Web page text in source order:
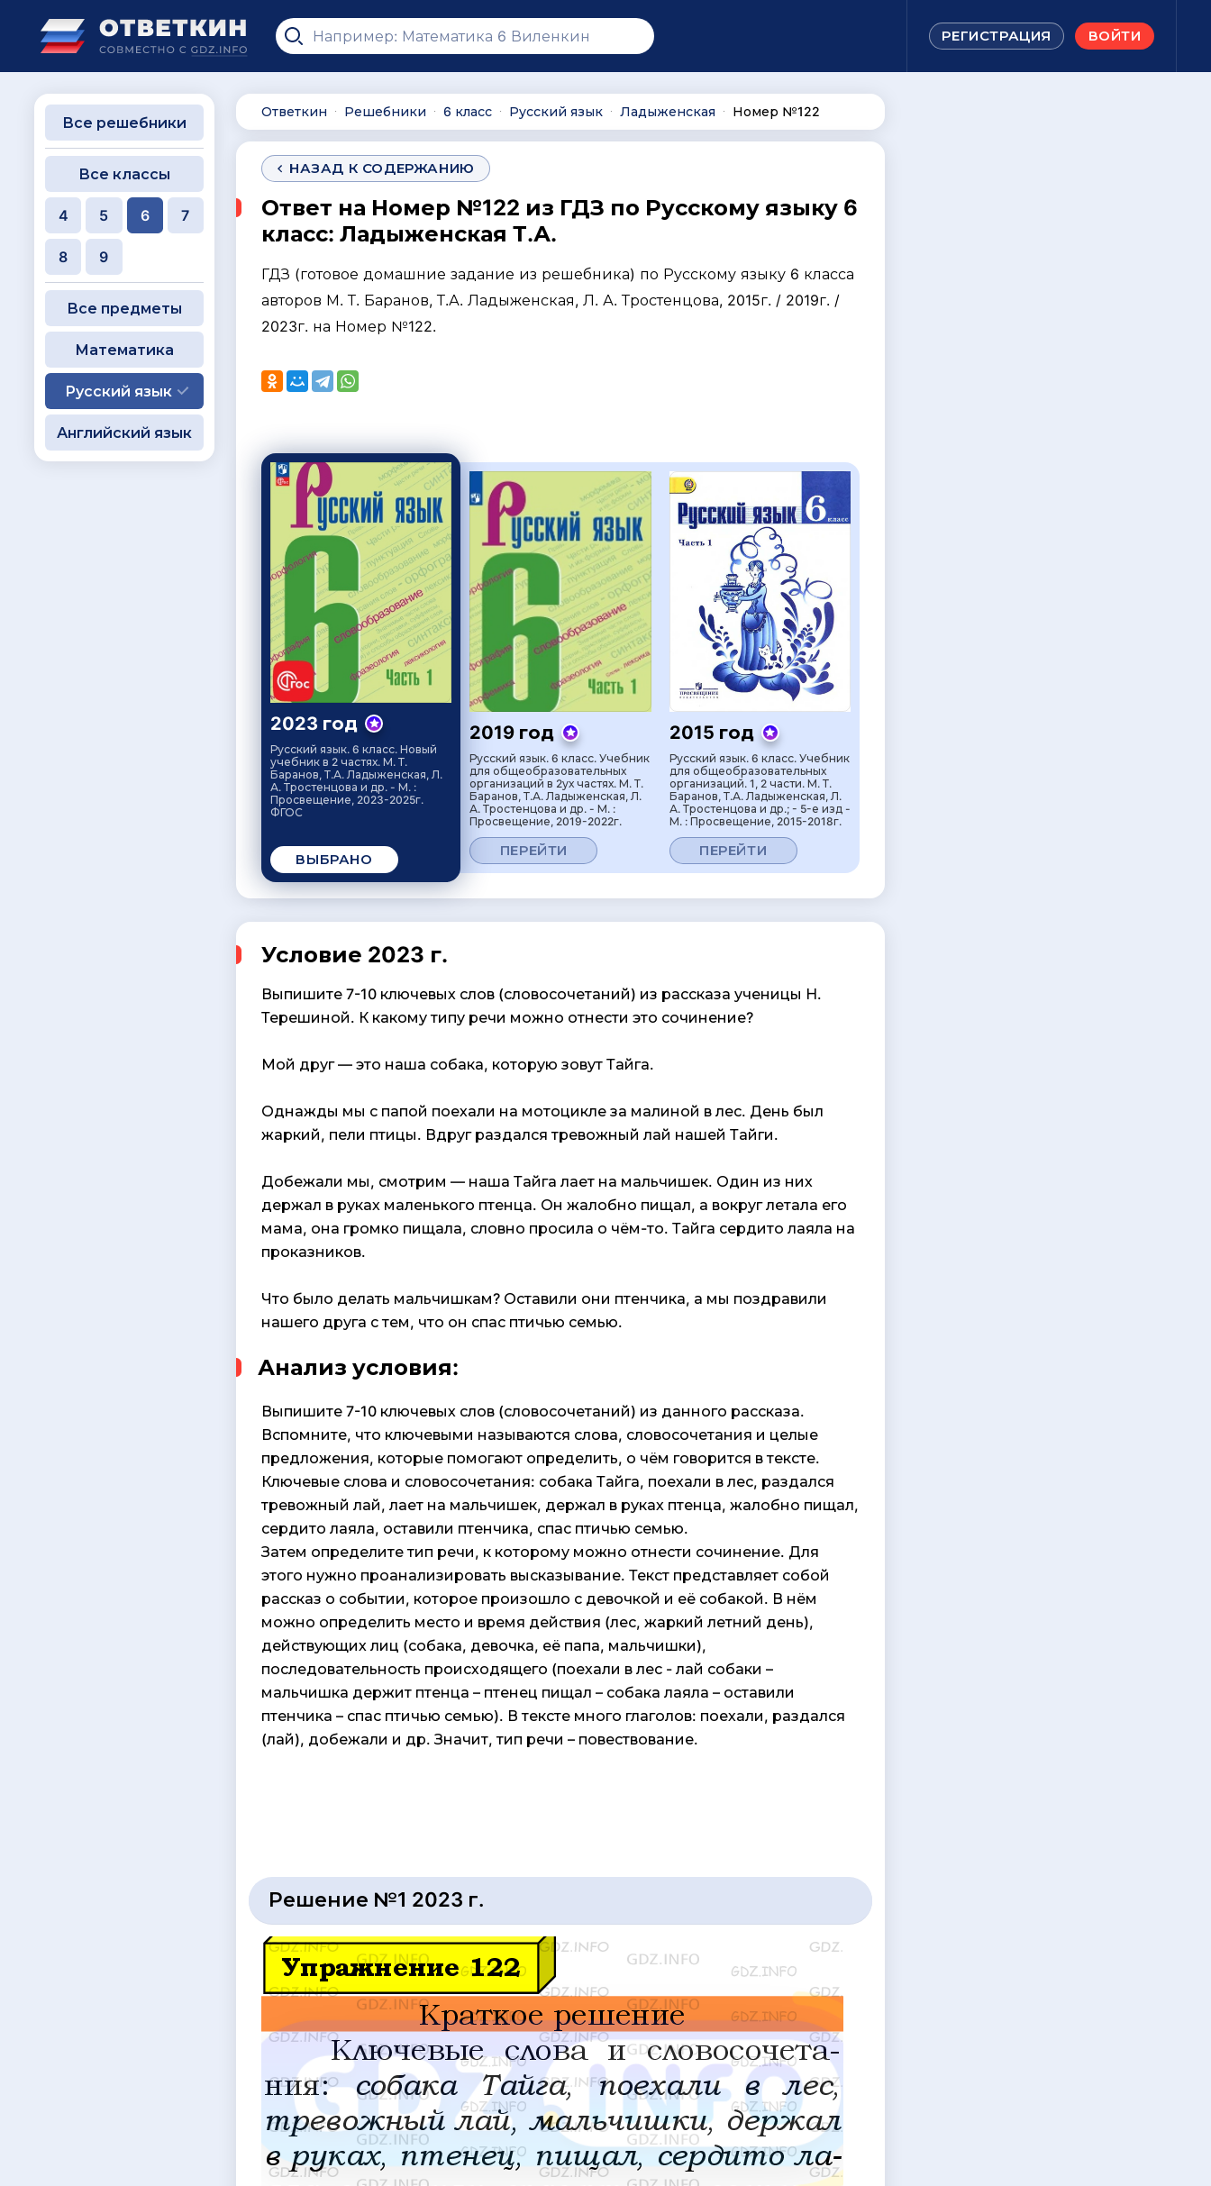
РЕГИСТРАЦИЯ ВОЙТИ
Ответкин ∙ Решебники ∙ 6 класс ∙ Русский язык ∙ Ладыженская ∙ Номер №122
НАЗАД К СОДЕРЖАНИЮ
Ответ на Номер №122 из ГДЗ по Русскому языку 6
класс: Ладыженская Т.А.
ГДЗ (готовое домашние задание из решебника) по Русскому языку 6 класса
авторов М. Т. Баранов, Т.А. Ладыженская, Л. А. Тростенцова, 2015г. / 2019г. /
2023г. на Номер №122.
2023 год
Русский язык. 6 класс. Новый
учебник в 2 частях. М. Т.
Баранов, Т.А. Ладыженская, Л.
А. Тростенцова и др. - М. :
Просвещение, 2023-2025г.
ФГОС
ВЫБРАНО
2019 год
Русский язык. 6 класс. Учебник
для общеобразовательных
организаций в 2ух частях. М. Т.
Баранов, Т.А. Ладыженская, Л.
А. Тростенцова и др. - М. :
Просвещение, 2019-2022г.
ПЕРЕЙТИ
2015 год
Русский язык. 6 класс. Учебник
для общеобразовательных
организаций. 1, 2 части. М. Т.
Баранов, Т.А. Ладыженская, Л.
А. Тростенцова и др.; - 5-е изд -
М. : Просвещение, 2015-2018г.
ПЕРЕЙТИ
Условие 2023 г.
Выпишите 7-10 ключевых слов (словосочетаний) из рассказа ученицы Н.
Терешиной. К какому типу речи можно отнести это сочинение?
Мой друг — это наша собака, которую зовут Тайга.
Однажды мы с папой поехали на мотоцикле за малиной в лес. День был
жаркий, пели птицы. Вдруг раздался тревожный лай нашей Тайги.
Добежали мы, смотрим — наша Тайга лает на мальчишек. Один из них
держал в руках маленького птенца. Он жалобно пищал, а вокруг летала его
мама, она громко пищала, словно просила о чём-то. Тайга сердито лаяла на
проказников.
Что было делать мальчишкам? Оставили они птенчика, а мы поздравили
нашего друга с тем, что он спас птичью семью.
Анализ условия:
Выпишите 7-10 ключевых слов (словосочетаний) из данного рассказа.
Вспомните, что ключевыми называются слова, словосочетания и целые
предложения, которые помогают определить, о чём говорится в тексте.
Ключевые слова и словосочетания: собака Тайга, поехали в лес, раздался
тревожный лай, лает на мальчишек, держал в руках птенца, жалобно пищал,
сердито лаяла, оставили птенчика, спас птичью семью.
Затем определите тип речи, к которому можно отнести сочинение. Для
этого нужно проанализировать высказывание. Текст представляет собой
рассказ о событии, которое произошло с девочкой и её собакой. В нём
можно определить место и время действия (лес, жаркий летний день),
действующих лиц (собака, девочка, её папа, мальчишки),
последовательность происходящего (поехали в лес - лай собаки –
мальчишка держит птенца – птенец пищал – собака лаяла – оставили
птенчика – спас птичью семью). В тексте много глаголов: поехали, раздался
(лай), добежали и др. Значит, тип речи – повествование.
Решение №1 2023 г.
Все решебники
Все классы
4 5 6 7
8 9
Все предметы
Математика
Русский язык
Английский язык